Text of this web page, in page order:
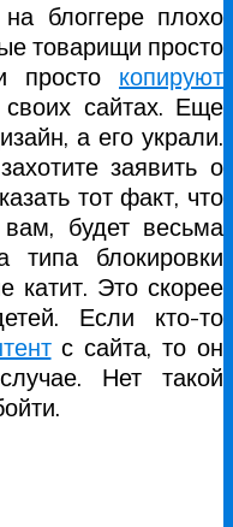
блоггере плохо
товарищи просто
просто копируют
сайтах. Еще
а его украли.
заявить о
тот факт, что
будет весьма
типа блокировки
Это скорее
Если кто-то
с сайта, то он
Нет такой